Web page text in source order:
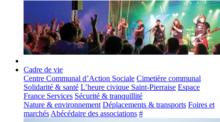
Cadre de vie
Centre Communal d’Action Sociale Cimetière communal
Solidarité & santé L’heure civique Saint-Pierraise Espace
France Services Sécurité & tranquillité
Nature & environnement Déplacements & transports Foires et
marchés Abécédaire des associations #